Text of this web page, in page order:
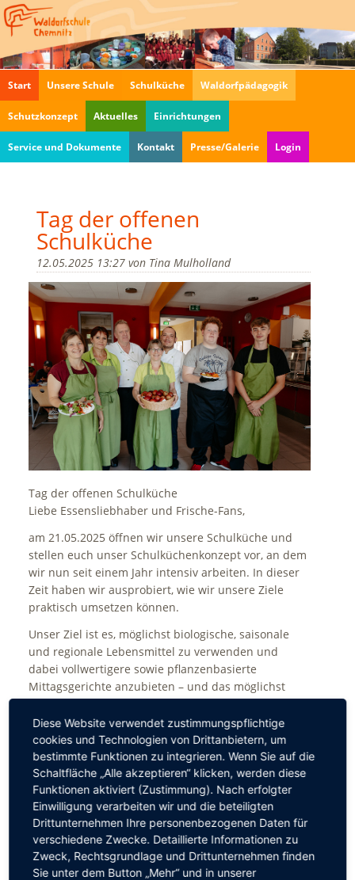
Start Unsere Schule Schulküche Waldorfpädagogik
Schutzkonzept Aktuelles Einrichtungen
Service und Dokumente Kontakt Presse/Galerie Login
Tag der offenen
Schulküche
12.05.2025 13:27von Tina Mulholland
Tag der offenen Schulküche
Liebe Essensliebhaber und Frische-Fans,
am 21.05.2025 öffnen wir unsere Schulküche und
stellen euch unser Schulküchenkonzept vor, an dem
wir nun seit einem Jahr intensiv arbeiten. In dieser
Zeit haben wir ausprobiert, wie wir unsere Ziele
praktisch umsetzen können.
Unser Ziel ist es, möglichst biologische, saisonale
und regionale Lebensmittel zu verwenden und
dabei vollwertigere sowie pflanzenbasierte
Mittagsgerichte anzubieten – und das möglichst
kostenneutral.
Besonders wichtig ist uns, dass das frisch
zubereitete Essen den Schülerinnen und Schülern
schmeckt und ihre Wünsche sowohl gesund als auch
lecker umgesetzt werden.
Unser Projektpartner Stadt-Land-Küche, ein
öffentliches und kostenfreies Projekt des
Sächsischen Staatsministeriums für Umwelt und
Landwirtschaft (SMUL), präsentiert an diesem Tag
Diese Website verwendet zustimmungspflichtige
cookies und Technologien von Drittanbietern, um
bestimmte Funktionen zu integrieren. Wenn Sie auf die
Schaltfläche „Alle akzeptieren“ klicken, werden diese
Funktionen aktiviert (Zustimmung). Nach erfolgter
Einwilligung verarbeiten wir und die beteiligten
Drittunternehmen Ihre personenbezogenen Daten für
verschiedene Zwecke. Detaillierte Informationen zu
Zweck, Rechtsgrundlage und Drittunternehmen finden
Sie unter dem Button „Mehr“ und in unserer